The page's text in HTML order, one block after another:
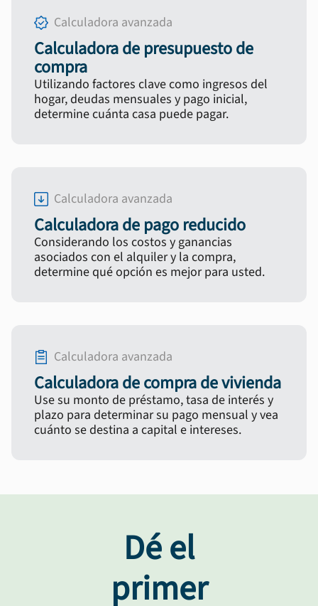
Calculadora avanzada
Calculadora de presupuesto de
compra
Utilizando factores clave como ingresos del
hogar, deudas mensuales y pago inicial,
determine cuánta casa puede pagar.
Calculadora avanzada
Calculadora de pago reducido
Considerando los costos y ganancias
asociados con el alquiler y la compra,
determine qué opción es mejor para usted.
Calculadora avanzada
Calculadora de compra de vivienda
Use su monto de préstamo, tasa de interés y
plazo para determinar su pago mensual y vea
cuánto se destina a capital e intereses.
Dé el
primer